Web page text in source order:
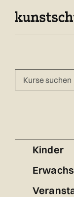
Navigieren
Kinder